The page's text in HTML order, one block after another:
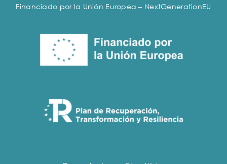
Financiado por la Unión Europea – NextGenerationEU